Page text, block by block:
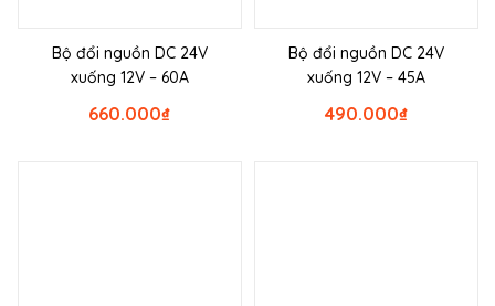
Bộ đổi nguồn DC 24V
xuống 12V – 60A
₫
660.000
Bộ đổi nguồn DC 24V
xuống 12V – 45A
₫
490.000